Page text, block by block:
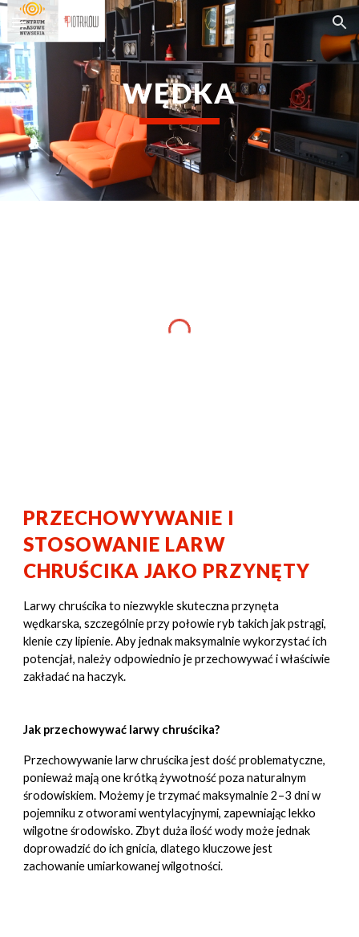
Skip to main content Skip to navigation
WĘDKA
PRZECHOWYWANIE I
STOSOWANIE LARW
CHRUŚCIKA JAKO PRZYNĘTY
Larwy chruścika to niezwykle skuteczna przynęta
wędkarska, szczególnie przy połowie ryb takich jak pstrągi,
klenie czy lipienie. Aby jednak maksymalnie wykorzystać ich
potencjał, należy odpowiednio je przechowywać i właściwie
zakładać na haczyk.
Jak przechowywać larwy chruścika?
Przechowywanie larw chruścika jest dość problematyczne,
ponieważ mają one krótką żywotność poza naturalnym
środowiskiem. Możemy je trzymać maksymalnie 2–3 dni w
pojemniku z otworami wentylacyjnymi, zapewniając lekko
wilgotne środowisko. Zbyt duża ilość wody może jednak
doprowadzić do ich gnicia, dlatego kluczowe jest
zachowanie umiarkowanej wilgotności.